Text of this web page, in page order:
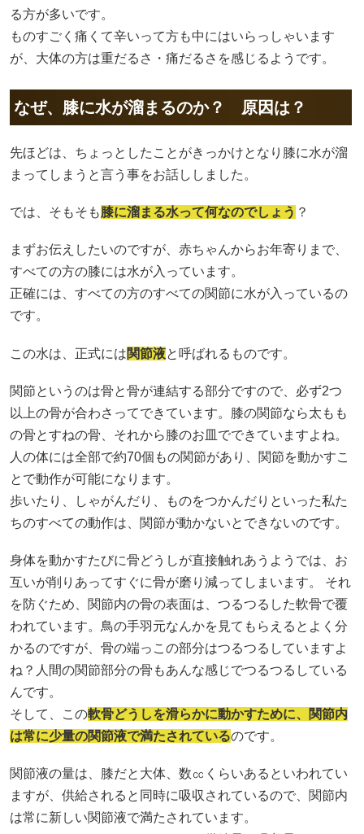
る方が多いです。
ものすごく痛くて辛いって方も中にはいらっしゃいます
が、大体の方は重だるさ・痛だるさを感じるようです。
なぜ、膝に水が溜まるのか？ 原因は？
先ほどは、ちょっとしたことがきっかけとなり膝に水が溜
まってしまうと言う事をお話ししました。
では、そもそも膝に溜まる水って何なのでしょう ？
まずお伝えしたいのですが、赤ちゃんからお年寄りまで、
すべての方の膝には水が入っています。
正確には、すべての方のすべての関節に水が入っているの
です。
この水は、正式には関節液と呼ばれるものです。
関節というのは骨と骨が連結する部分ですので、必ず2つ
以上の骨が合わさってできています。膝の関節なら太もも
の骨とすねの骨、それから膝のお皿でできていますよね。
人の体には全部で約70個もの関節があり、関節を動かすこ
とで動作が可能になります。
歩いたり、しゃがんだり、ものをつかんだりといった私た
ちのすべての動作は、関節が動かないとできないのです。
身体を動かすたびに骨どうしが直接触れあうようでは、お
互いが削りあってすぐに骨が磨り減ってしまいます。 それ
を防ぐため、関節内の骨の表面は、つるつるした軟骨で覆
われています。鳥の手羽元なんかを見てもらえるとよく分
かるのですが、骨の端っこの部分はつるつるしていますよ
ね？人間の関節部分の骨もあんな感じでつるつるしている
んです。
そして、この軟骨どうしを滑らかに動かすために、関節内
は常に少量の関節液で満たされているのです。
関節液の量は、膝だと大体、数㏄くらいあるといわれてい
ますが、供給されると同時に吸収されているので、関節内
は常に新しい関節液で満たされています。